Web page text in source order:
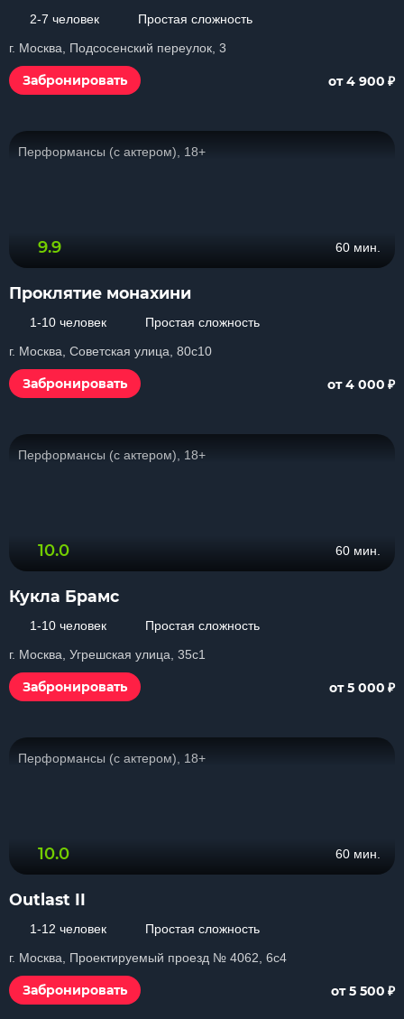
2-7 человек
Простая сложность
г. Москва, Подсосенский переулок, 3
Забронировать от 4 900 ₽
Перформансы (с актером), 18+
9.9 60 мин.
Проклятие монахини
1-10 человек
Простая сложность
г. Москва, Советская улица, 80с10
Забронировать от 4 000 ₽
Перформансы (с актером), 18+
10.0 60 мин.
Кукла Брамс
1-10 человек
Простая сложность
г. Москва, Угрешская улица, 35с1
Забронировать от 5 000 ₽
Перформансы (с актером), 18+
10.0 60 мин.
Outlast II
1-12 человек
Простая сложность
г. Москва, Проектируемый проезд № 4062, 6с4
Забронировать от 5 500 ₽